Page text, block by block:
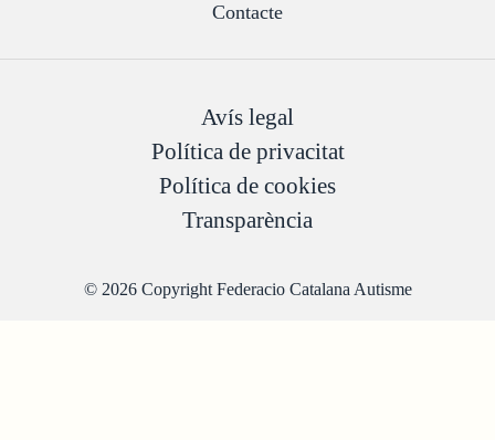
Contacte
Avís legal
Política de privacitat
Política de cookies
Transparència
© 2026 Copyright Federacio Catalana Autisme